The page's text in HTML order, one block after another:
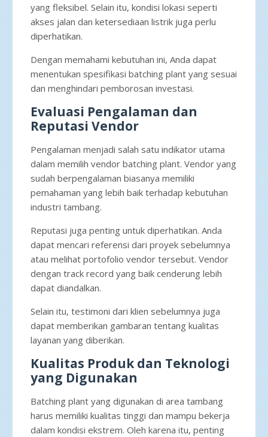
yang fleksibel. Selain itu, kondisi lokasi seperti
akses jalan dan ketersediaan listrik juga perlu
diperhatikan.
Dengan memahami kebutuhan ini, Anda dapat
menentukan spesifikasi batching plant yang sesuai
dan menghindari pemborosan investasi.
Evaluasi Pengalaman dan
Reputasi Vendor
Pengalaman menjadi salah satu indikator utama
dalam memilih vendor batching plant. Vendor yang
sudah berpengalaman biasanya memiliki
pemahaman yang lebih baik terhadap kebutuhan
industri tambang.
Reputasi juga penting untuk diperhatikan. Anda
dapat mencari referensi dari proyek sebelumnya
atau melihat portofolio vendor tersebut. Vendor
dengan track record yang baik cenderung lebih
dapat diandalkan.
Selain itu, testimoni dari klien sebelumnya juga
dapat memberikan gambaran tentang kualitas
layanan yang diberikan.
Kualitas Produk dan Teknologi
yang Digunakan
Batching plant yang digunakan di area tambang
harus memiliki kualitas tinggi dan mampu bekerja
dalam kondisi ekstrem. Oleh karena itu, penting